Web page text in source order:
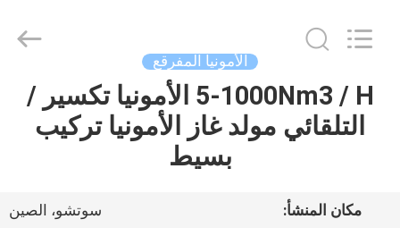
بيت
معلومات
Technology
Co.,Ltd.
Reserved.
الأمونيا المفرقع
5-1000Nm3 / H الأمونيا تكسير /
التلقائي مولد غاز الأمونيا تركيب
بسيط
مكان المنشأ:
سوتشو، الصين